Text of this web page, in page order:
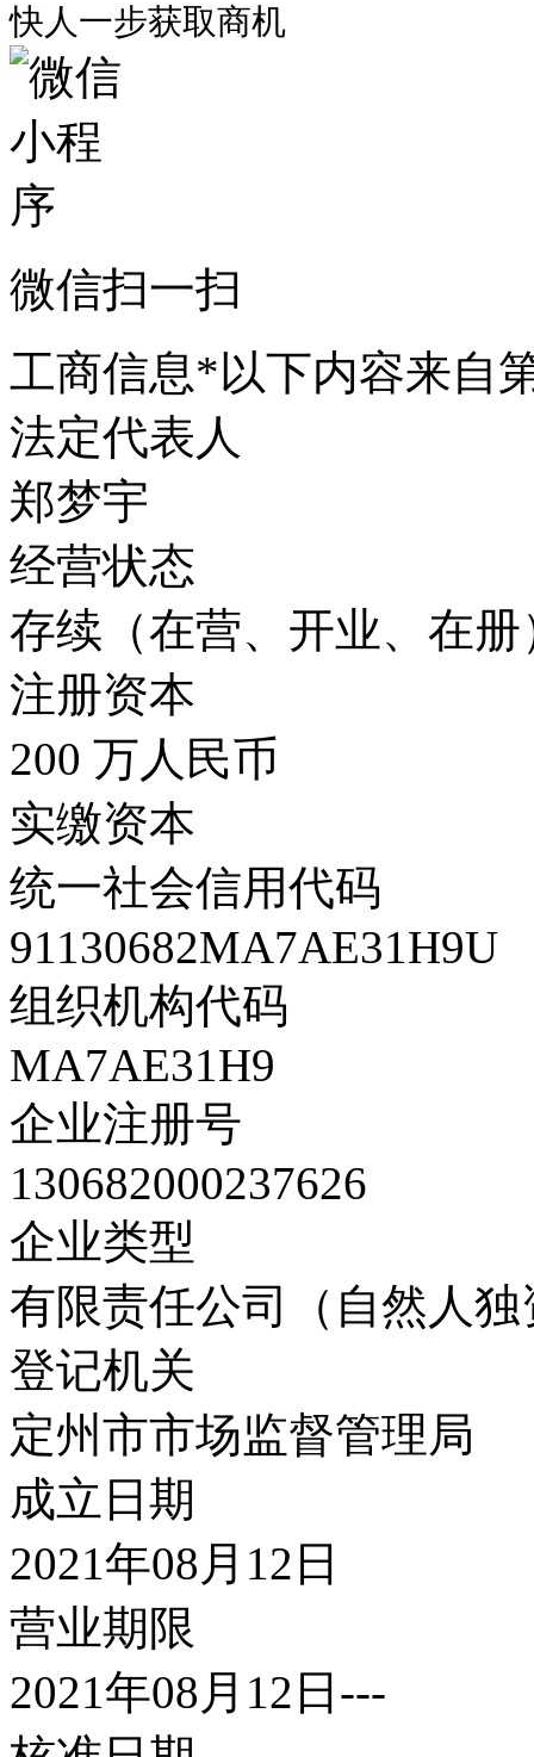
快人一步获取商机
微信扫一扫
工商信息*以下内容来自
法定代表人
郑梦宇
经营状态
存续（在营、开业、在册
注册资本
200 万人民币
实缴资本
统一社会信用代码
91130682MA7AE31H9U
组织机构代码
MA7AE31H9
企业注册号
130682000237626
企业类型
有限责任公司（自然人独
登记机关
定州市市场监督管理局
成立日期
2021年08月12日
营业期限
2021年08月12日---